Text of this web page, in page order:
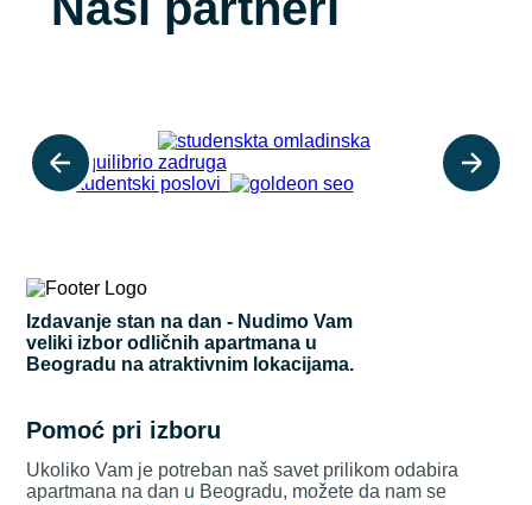
Izdavanje stan na dan - Nudimo Vam
veliki izbor odličnih apartmana u
Beogradu na atraktivnim lokacijama.
Pomoć pri izboru
Ukoliko Vam je potreban naš savet prilikom odabira
apartmana na dan u Beogradu, možete da nam se